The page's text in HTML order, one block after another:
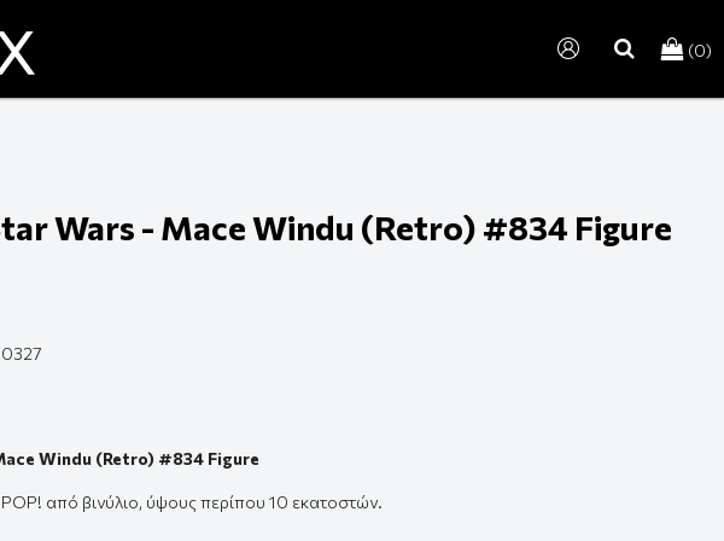
(0)
search
Wars - Mace Windu (Retro) #834 Figure
Windu (Retro) #834 Figure
από βινύλιο, ύψουςπερίπου 10 εκατοστών.